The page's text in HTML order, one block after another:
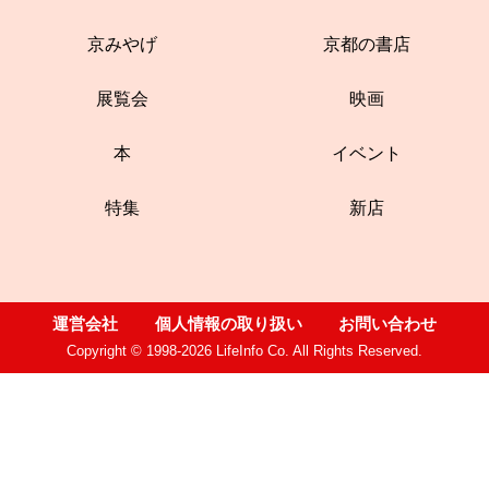
京みやげ 京都の書店
展覧会 映画
本 イベント
特集 新店
運営会社 個人情報の取り扱い お問い合わせ
Copyright © 1998-2026 LifeInfo Co. All Rights Reserved.